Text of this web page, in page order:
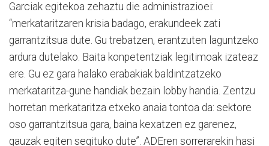
Garciak egitekoa zehaztu die administrazioei:
“merkataritzaren krisia badago, erakundeek zati
garrantzitsua dute. Gu trebatzen, erantzuten laguntzeko
ardura dutelako. Baita konpetentziak legitimoak izateaz
ere. Gu ez gara halako erabakiak baldintzatzeko
merkataritza-gune handiak bezain lobby handia. Zentzu
horretan merkataritza etxeko anaia tontoa da: sektore
oso garrantzitsua gara, baina kexatzen ez garenez,
gauzak egiten segituko dute”. ADEren sorrerarekin hasi